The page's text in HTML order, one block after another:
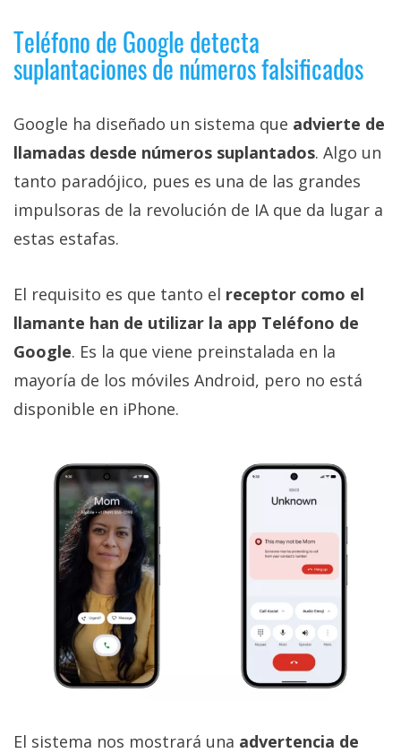
Teléfono de Google detecta
suplantaciones de números falsificados
Google ha diseñado un sistema que advierte de
llamadas desde números suplantados. Algo un
tanto paradójico, pues es una de las grandes
impulsoras de la revolución de IA que da lugar a
estas estafas.
El requisito es que tanto el receptor como el
llamante han de utilizar la app Teléfono de
Google. Es la que viene preinstalada en la
mayoría de los móviles Android, pero no está
disponible en iPhone.
El sistema nos mostrará una advertencia de